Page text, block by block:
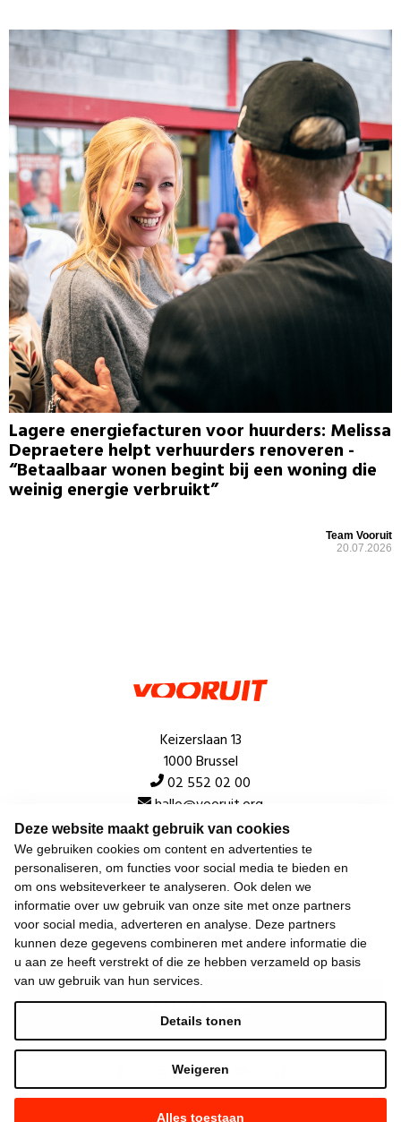
Deze website maakt gebruik van cookies
We gebruiken cookies om content en advertenties te
personaliseren, om functies voor social media te bieden en
om ons websiteverkeer te analyseren. Ook delen we
informatie over uw gebruik van onze site met onze partners
voor social media, adverteren en analyse. Deze partners
kunnen deze gegevens combineren met andere informatie die
u aan ze heeft verstrekt of die ze hebben verzameld op basis
van uw gebruik van hun services.
Alles toestaan
Weigeren
Details tonen
Lagere energiefacturen voor huurders: Melissa
Depraetere helpt verhuurders renoveren -
“Betaalbaar wonen begint bij een woning die
weinig energie verbruikt”
Team Vooruit
20.07.2026
Keizerslaan 13
1000 Brussel
02 552 02 00
hallo@vooruit.org
Snel
Over de beweging
Algemeen
Laatste nieuws